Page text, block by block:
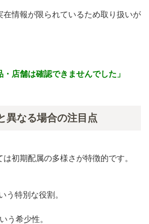
在情報が限られているため取り扱いが
・店舗は確認できませんでした」
異なる場合の注目点
初期配属の多様さが特徴的です。
う特別な役割。
う希少性。